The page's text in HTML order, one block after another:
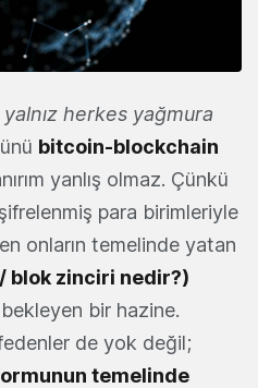
yalnız herkes yağmura
bitcoin-blockchain
yanlış olmaz. Çünkü
para birimleriyle
onların temelinde yatan
blok zinciri nedir?)
bir hazine.
de yok değil;
temelinde